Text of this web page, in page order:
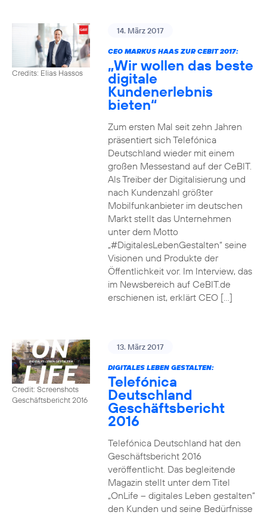
Credits: Elias Hassos
14. März 2017
CEO MARKUS HAAS ZUR CEBIT 2017:
„Wir wollen das beste
digitale
Kundenerlebnis
bieten“
Zum ersten Mal seit zehn Jahren
präsentiert sich Telefónica
Deutschland wieder mit einem
großen Messestand auf der CeBIT.
Als Treiber der Digitalisierung und
nach Kundenzahl größter
Mobilfunkanbieter im deutschen
Markt stellt das Unternehmen
unter dem Motto
„#DigitalesLebenGestalten“ seine
Visionen und Produkte der
Öffentlichkeit vor. Im Interview, das
im Newsbereich auf CeBIT.de
erschienen ist, erklärt CEO […]
Credit: Screenshots
Geschäftsbericht 2016
13. März 2017
DIGITALES LEBEN GESTALTEN:
Telefónica
Deutschland
Geschäftsbericht
2016
Telefónica Deutschland hat den
Geschäftsbericht 2016
veröffentlicht. Das begleitende
Magazin stellt unter dem Titel
„OnLife – digitales Leben gestalten“
den Kunden und seine Bedürfnisse